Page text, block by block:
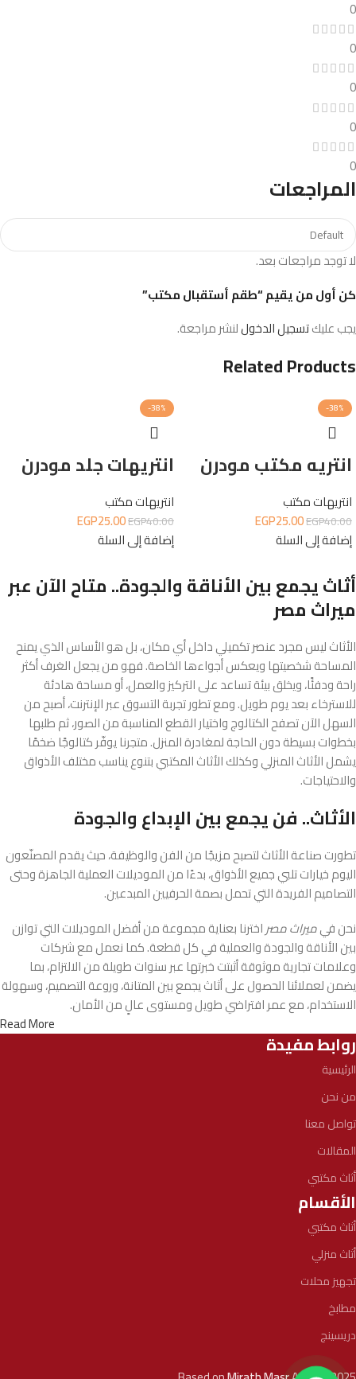
0
0
0
0
0
المراجعات
لا توجد مراجعات بعد.
كن أول من يقيم “طقم أستقبال مكتب”
يجب عليكتسجيل الدخوللنشر مراجعة.
Related Products
-38%
انتريه مكتب مودرن
انتريهات مكتب
EGP40.00
EGP25.00
إضافة إلى السلة
-38%
انتريهات جلد مودرن
انتريهات مكتب
EGP40.00
EGP25.00
إضافة إلى السلة
أثاث يجمع بين الأناقة والجودة.. متاح الآن عبر
ميراث مصر
الأثاث ليس مجرد عنصر تكميلي داخل أي مكان، بل هو الأساس الذي يمنح
المساحة شخصيتها ويعكس أجواءها الخاصة. فهو من يجعل الغرف أكثر
راحة ودفئًا، ويخلق بيئة تساعد على التركيز والعمل، أو مساحة هادئة
للاسترخاء بعد يوم طويل. ومع تطور تجربة التسوق عبر الإنترنت، أصبح من
السهل الآن تصفح الكتالوج واختيار القطع المناسبة من الصور، ثم طلبها
بخطوات بسيطة دون الحاجة لمغادرة المنزل. متجرنا يوفّر كتالوجًا ضخمًا
يشمل الأثاث المنزلي وكذلك الأثاث المكتبي بتنوع يناسب مختلف الأذواق
والاحتياجات.
الأثاث.. فن يجمع بين الإبداع والجودة
تطورت صناعة الأثاث لتصبح مزيجًا من الفن والوظيفة، حيث يقدم المصنّعون
اليوم خيارات تلبي جميع الأذواق، بدءًا من الموديلات العملية الجاهزة وحتى
التصاميم الفريدة التي تحمل بصمة الحرفيين المبدعين.
نحن فيميراث مصراخترنا بعناية مجموعة من أفضل الموديلات التي توازن
بين الأناقة والجودة والعملية في كل قطعة. كما نعمل مع شركات
وعلامات تجارية موثوقة أثبتت خبرتها عبر سنوات طويلة من الالتزام، بما
يضمن لعملائنا الحصول على أثاث يجمع بين المتانة، وروعة التصميم، وسهولة
الاستخدام، مع عمر افتراضي طويل ومستوى عالٍ من الأمان.
Read More
روابط مفيدة
الرئيسية
من نحن
تواصل معنا
المقالات
أثاث مكتبي
الأقسام
أثاث مكتبي
أثاث منزلي
تجهيز محلات
مطابخ
دريسينج